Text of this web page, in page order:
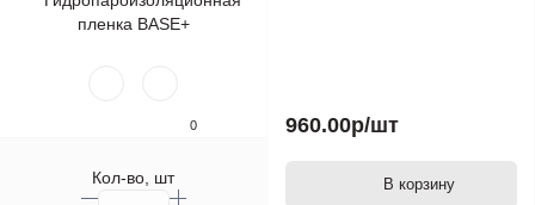
0
Кол-во, шт
960.00р/шт
В корзину